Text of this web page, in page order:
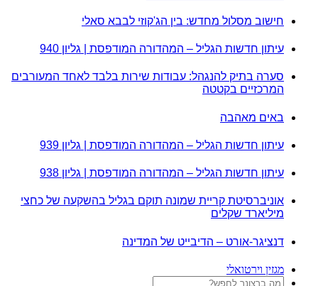
חישוב מסלול מחדש: בין הג'קוזי לבבא סאלי
עיתון חדשות הגליל – המהדורה המודפסת | גליון 940
סערה בתיק להנגהל: עבודות שירות בלבד לאחד המעורבים
המרכזיים בקטטה
באים מאהבה
עיתון חדשות הגליל – המהדורה המודפסת | גליון 939
עיתון חדשות הגליל – המהדורה המודפסת | גליון 938
אוניברסיטת קריית שמונה תוקם בגליל בהשקעה של כחצי
מיליארד שקלים
דנציגר-אורט – הדיבייט של המדינה
מגזין וירטואלי